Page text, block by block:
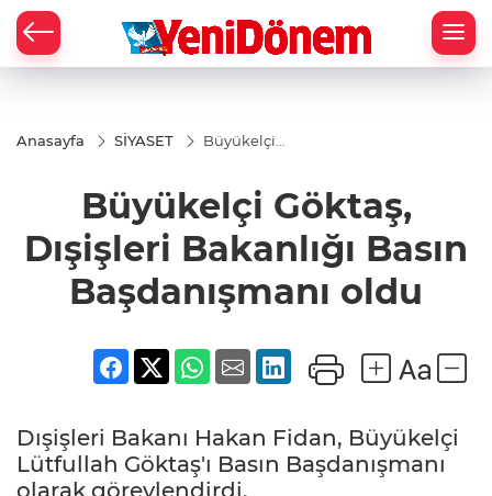
Anasayfa SİYASET
Büyükelçi
Bakanlığı
Basın
Başdanışmanı
oldu
Büyükelçi Göktaş,
Dışişleri Bakanlığı Basın
Başdanışmanı oldu
Dışişleri Bakanı Hakan Fidan, Büyükelçi
Lütfullah Göktaş'ı Basın Başdanışmanı
olarak görevlendirdi.